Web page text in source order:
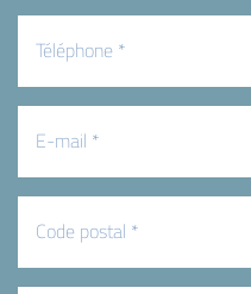
(Nécessaire)
mail
postal